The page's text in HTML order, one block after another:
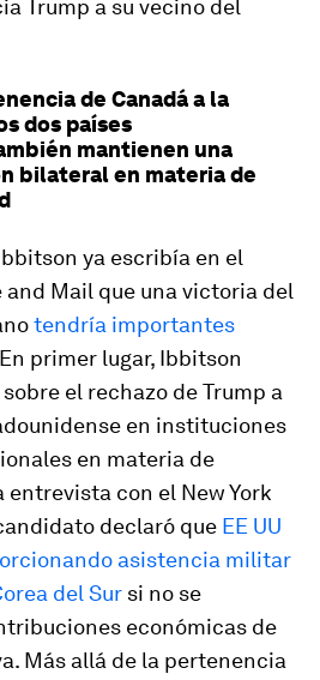
Trump a su vecino del
de Canadá a la
dos países
mantienen una
bilateral en materia de
ya escribía en el
and Mail que una victoria del
tendría importantes
primer lugar, Ibbitson
el rechazo de Trump a
en instituciones
en materia de
entrevista con el New York
declaró que EE UU
asistencia militar
del Sur si no se
económicas de
Más allá de la pertenencia